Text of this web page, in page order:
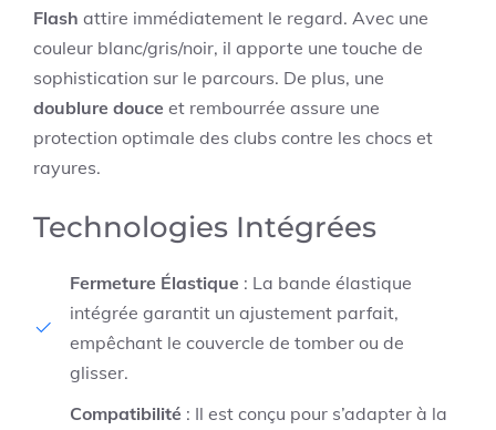
Flash attire immédiatement le regard. Avec une
couleur blanc/gris/noir, il apporte une touche de
sophistication sur le parcours. De plus, une
doublure douce et rembourrée assure une
protection optimale des clubs contre les chocs et
rayures.
Technologies Intégrées
Fermeture Élastique : La bande élastique
intégrée garantit un ajustement parfait,
empêchant le couvercle de tomber ou de
glisser.
Compatibilité : Il est conçu pour s’adapter à la